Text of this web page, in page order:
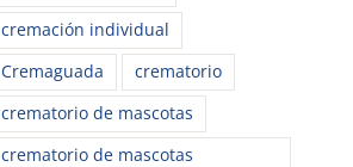
cremación individual
Cremaguada
crematorio
crematorio de mascotas
crematorio de mascotas